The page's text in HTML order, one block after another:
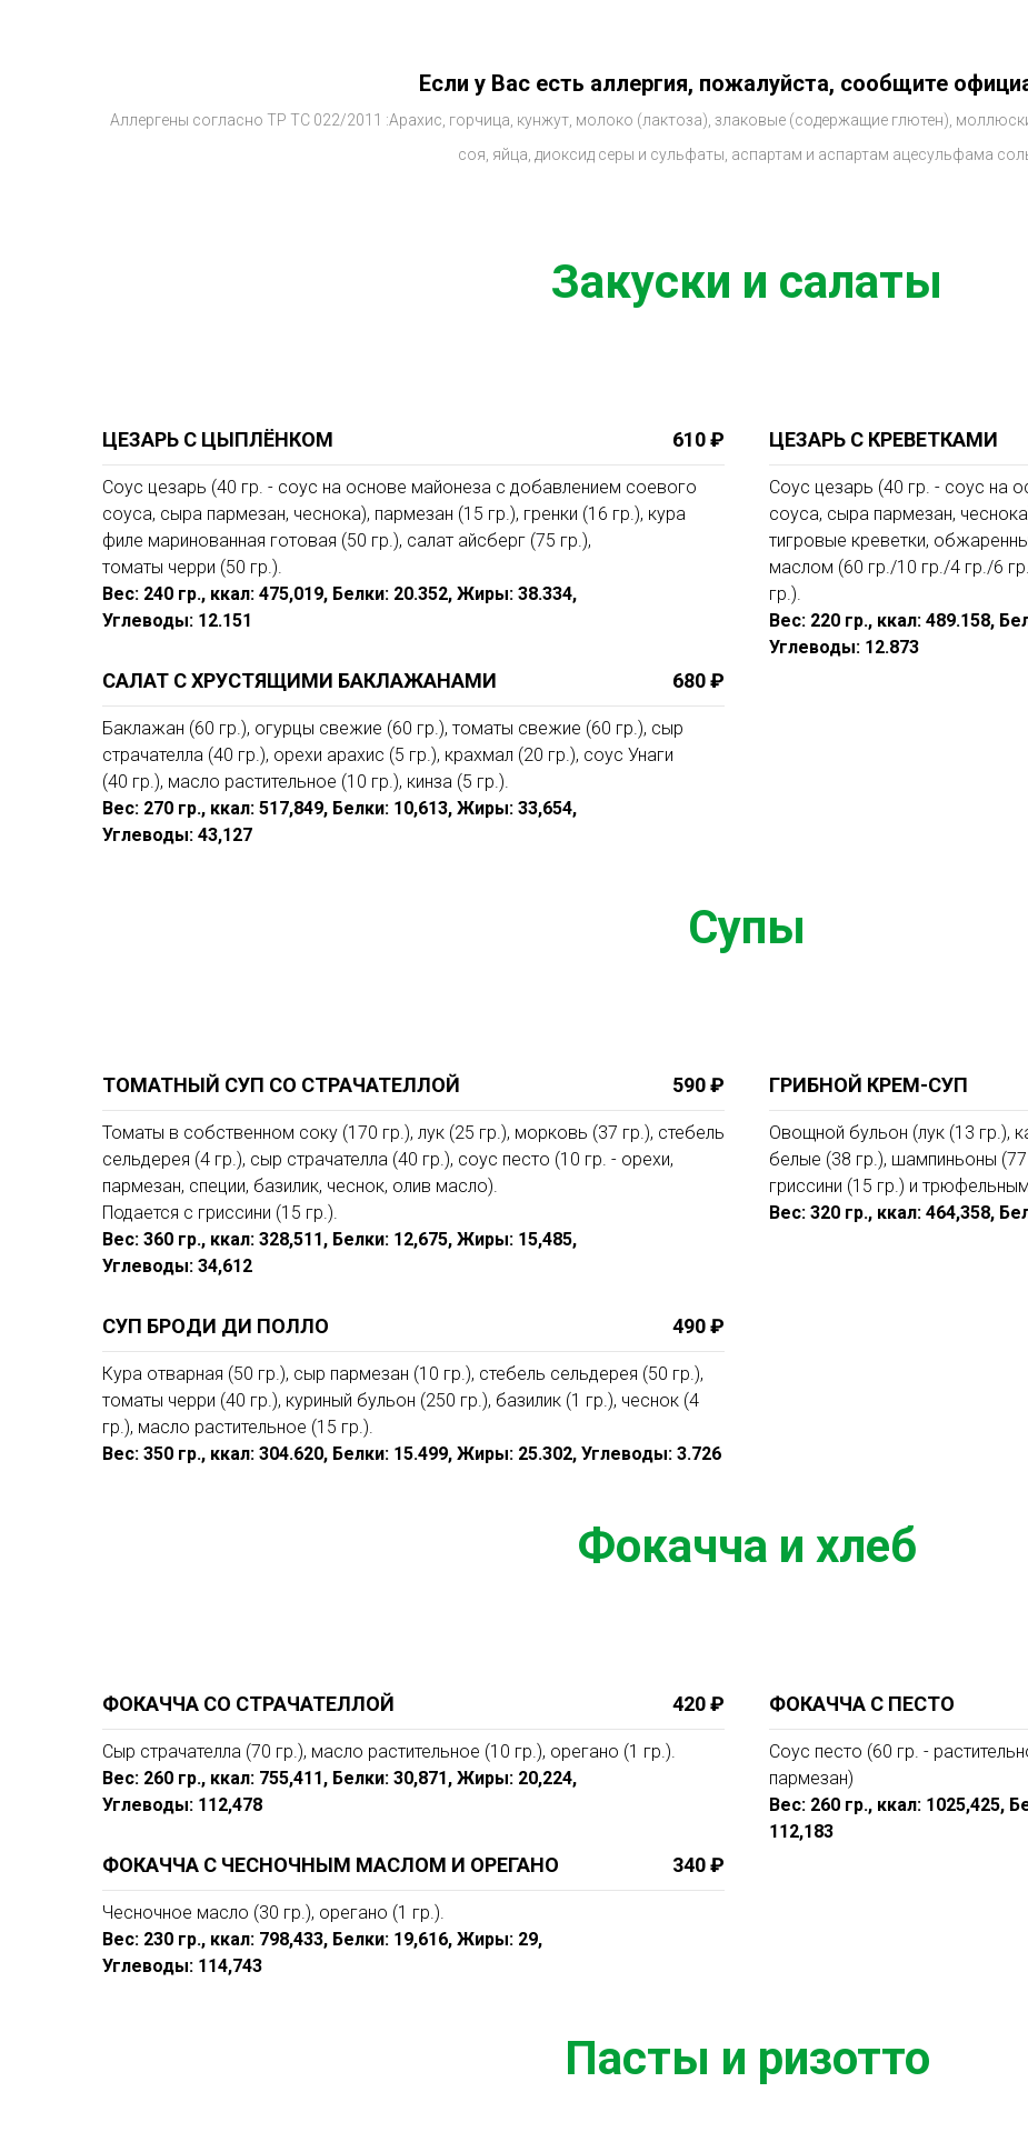
Если у Вас есть аллергия, пожалуйста, сообщите
Аллергены согласно ТР ТС 022/2011 :Арахис, горчица, кунжут, молоко (лактоза), злаковые (содержащие глютен),
соя, яйца, диоксид серы и сульфаты, аспартам и аспартам ацесульфама
Закуски и салаты
ЦЕЗАРЬ С ЦЫПЛЁНКОМ 610 ₽
Соус цезарь (40 гр. - соус на основе майонеза с добавлением соевого
соуса, сыра пармезан, чеснока), пармезан (15 гр.), гренки (16 гр.), кура
филе маринованная готовая (50 гр.), салат айсберг (75 гр.),
томаты черри (50 гр.).
Вес: 240 гр., ккал: 475,019, Белки: 20.352, Жиры: 38.334,
Углеводы: 12.151
САЛАТ С ХРУСТЯЩИМИ БАКЛАЖАНАМИ 680 ₽
Баклажан (60 гр.), огурцы свежие (60 гр.), томаты свежие (60 гр.), сыр
страчателла (40 гр.), орехи арахис (5 гр.), крахмал (20 гр.), соус Унаги
(40 гр.), масло растительное (10 гр.), кинза (5 гр.).
Вес: 270 гр., ккал: 517,849, Белки: 10,613, Жиры: 33,654,
Углеводы: 43,127
ЦЕЗАРЬ С КРЕВЕТКАМИ
Соус цезарь (40 гр. - соус на
соуса, сыра пармезан,
тигровые креветки,
маслом (60 гр./10 гр./4 гр./6
гр.).
Вес: 220 гр., ккал: 489.158,
Углеводы: 12.873
Супы
ТОМАТНЫЙ СУП СО СТРАЧАТЕЛЛОЙ 590 ₽
Томаты в собственном соку (170 гр.), лук (25 гр.), морковь (37 гр.), стебель
сельдерея (4 гр.), сыр страчателла (40 гр.), соус песто (10 гр. - орехи,
пармезан, специи, базилик, чеснок, олив масло).
Подается с гриссини (15 гр.).
Вес: 360 гр., ккал: 328,511, Белки: 12,675, Жиры: 15,485,
Углеводы: 34,612
СУП БРОДИ ДИ ПОЛЛО 490 ₽
Кура отварная (50 гр.), сыр пармезан (10 гр.), стебель сельдерея (50 гр.),
томаты черри (40 гр.), куриный бульон (250 гр.), базилик (1 гр.), чеснок (4
гр.), масло растительное (15 гр.).
Вес: 350 гр., ккал: 304.620, Белки: 15.499, Жиры: 25.302, Углеводы: 3.726
ГРИБНОЙ КРЕМ-СУП
Овощной бульон (лук (13 гр.),
белые (38 гр.), шампиньоны (77
гриссини (15 гр.) и
Вес: 320 гр., ккал: 464,358,
Фокачча и хлеб
ФОКАЧЧА СО СТРАЧАТЕЛЛОЙ 420 ₽
Сыр страчателла (70 гр.), масло растительное (10 гр.), орегано (1 гр.).
Вес: 260 гр., ккал: 755,411, Белки: 30,871, Жиры: 20,224,
Углеводы: 112,478
ФОКАЧЧА С ЧЕСНОЧНЫМ МАСЛОМ И ОРЕГАНО 340 ₽
Чесночное масло (30 гр.), орегано (1 гр.).
Вес: 230 гр., ккал: 798,433, Белки: 19,616, Жиры: 29,
Углеводы: 114,743
ФОКАЧЧА С ПЕСТО
Соус песто (60 гр. -
пармезан)
Вес: 260 гр., ккал: 1025,425,
112,183
Пасты и ризотто